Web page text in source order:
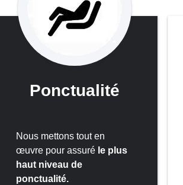
Ponctualité
Nous mettons tout en
œuvre pour assuré le plus
haut niveau de
ponctualité.